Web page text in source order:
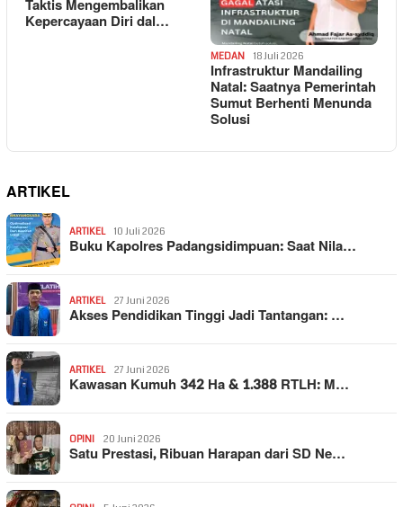
Taktis Mengembalikan
Kepercayaan Diri dal…
MEDAN 18 Juli 2026
Infrastruktur Mandailing
Natal: Saatnya Pemerintah
Sumut Berhenti Menunda
Solusi
ARTIKEL
ARTIKEL 10 Juli 2026
Buku Kapolres Padangsidimpuan: Saat Nila…
ARTIKEL 27 Juni 2026
Akses Pendidikan Tinggi Jadi Tantangan: …
ARTIKEL 27 Juni 2026
Kawasan Kumuh 342 Ha & 1.388 RTLH: M…
OPINI 20 Juni 2026
Satu Prestasi, Ribuan Harapan dari SD Ne…